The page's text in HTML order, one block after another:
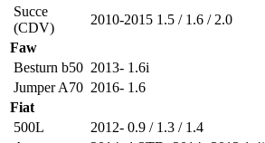
Succe
(CDV)
2010-2015 1.5 / 1.6 / 2.0
Faw
Besturn b50 2013- 1.6i
Jumper A70 2016- 1.6
Fiat
500L
2012- 0.9 / 1.3 / 1.4